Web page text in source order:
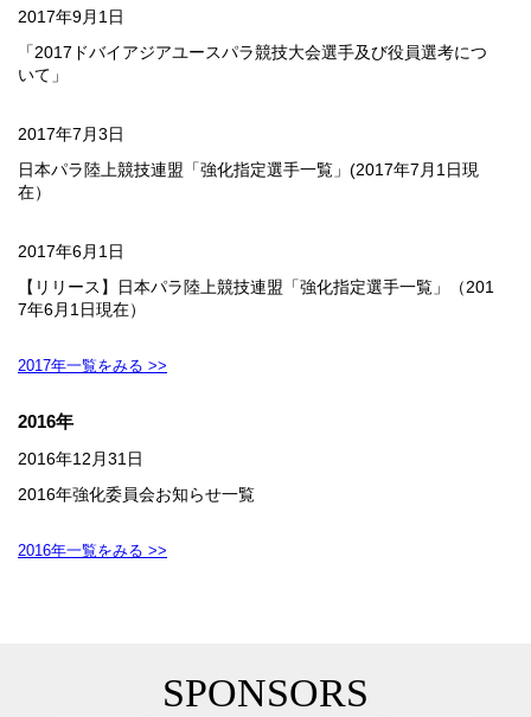
2017年9月1日
「2017ドバイアジアユースパラ競技大会選手及び役員選考につ
いて」
2017年7月3日
日本パラ陸上競技連盟「強化指定選手一覧」(2017年7月1日現
在）
2017年6月1日
【リリース】日本パラ陸上競技連盟「強化指定選手一覧」（201
7年6月1日現在）
2017年一覧をみる >>
2016年
2016年12月31日
2016年強化委員会お知らせ一覧
2016年一覧をみる >>
SPONSORS